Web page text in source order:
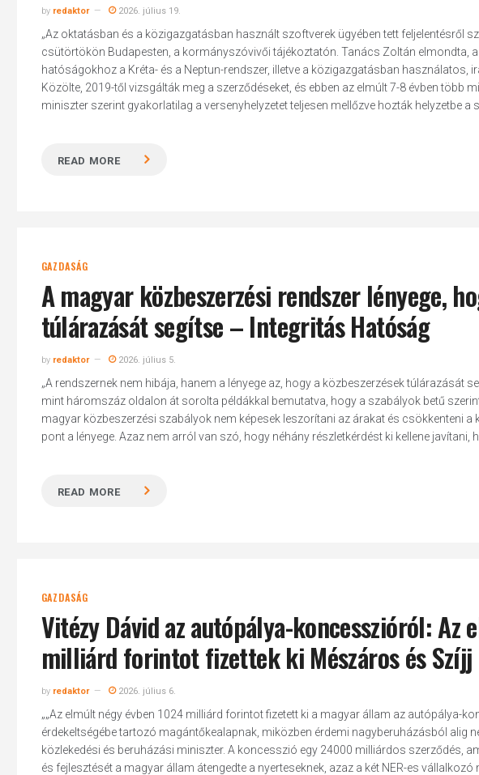
by redaktor 2026. július 19.
„Az oktatásban és a közigazgatásban használt szoftverek ügyében tett feljelentésről
csütörtökön Budapesten, a kormányszóvivői tájékoztatón. Tanács Zoltán elmondta,
hatóságokhoz a Kréta- és a Neptun-rendszer, illetve a közigazgatásban használatos,
Közölte, 2019-től vizsgálták meg a szerződéseket, és ebben az elmúlt 7-8 évben több
miniszter szerint gyakorlatilag a versenyhelyzetet teljesen mellőzve hozták helyzetbe a
READ MORE
GAZDASÁG
A magyar közbeszerzési rendszer lényege,
túlárazását segítse – Integritás Hatóság
by redaktor 2026. július 5.
„A rendszernek nem hibája, hanem a lényege az, hogy a közbeszerzések túlárazását
mint háromszáz oldalon át sorolta példákkal bemutatva, hogy a szabályok betű
magyar közbeszerzési szabályok nem képesek leszorítani az árakat és csökkenteni
pont a lényege. Azaz nem arról van szó, hogy néhány részletkérdést ki kellene javítani,
READ MORE
GAZDASÁG
Vitézy Dávid az autópálya-koncesszióról: Az
milliárd forintot fizettek ki Mészáros és
by redaktor 2026. július 6.
„„Az elmúlt négy évben 1024 milliárd forintot fizetett ki a magyar állam az autópálya-
érdekeltségébe tartozó magántőkealapnak, miközben érdemi nagyberuházásból alig
közlekedési és beruházási miniszter. A koncesszió egy 24000 milliárdos szerződés,
és fejlesztését a magyar állam átengedte a nyerteseknek, azaz a két NER-es